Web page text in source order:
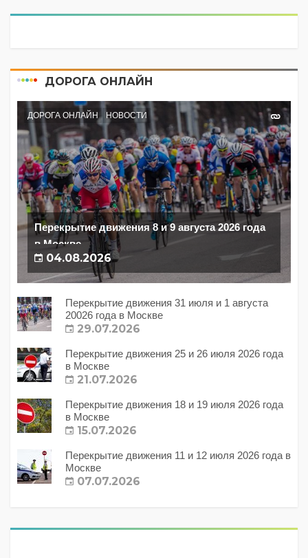
ДОРОГА ОНЛАЙН
ДОРОГА ОНЛАЙН НОВОСТИ
Перекрытие движения 8 и 9 августа 2026 года
в Москве
04.08.2026
Перекрытие движения 31 июля и 1 августа
20026 года в Москве
29.07.2026
Перекрытие движения 25 и 26 июля 2026 года
в Москве
21.07.2026
Перекрытие движения 18 и 19 июля 2026 года
в Москве
15.07.2026
Перекрытие движения 11 и 12 июля 2026 года в
Москве
07.07.2026